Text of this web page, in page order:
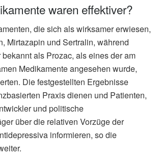
waren effektiver?
die sich als wirksamer erwiesen,
Mirtazapin und Sertralin, während
als Prozac, als eines der am
Medikamente angesehen wurde,
Die festgestellten Ergebnisse
Praxis dienen und Patienten,
und politische
über die relativen Vorzüge der
informieren, so die